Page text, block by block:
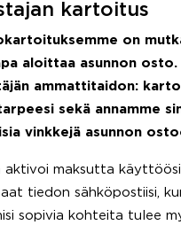
kartoitus
on
aloittaa asunnon osto.
ammattitaidon:
sekä annamme
vinkkejä asunnon
aktivoi maksutta käyttöösi
tiedon sähköpostiisi,
sopivia kohteita tulee